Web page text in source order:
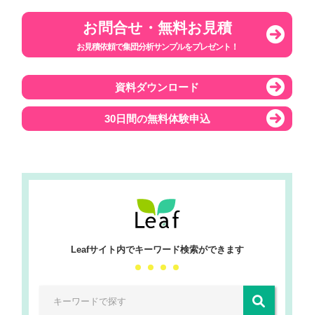
お問合せ・無料お見積
お見積依頼で集団分析サンプルをプレゼント！
資料ダウンロード
30日間の無料体験申込
Leafサイト内でキーワード検索ができます